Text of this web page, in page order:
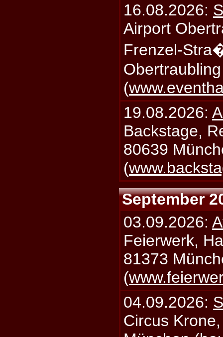
16.08.2026:
Airport
Frenzel-
(
19.08.2026:
Backstage,
80639
(
September
03.09.2026:
Feierwerk,
81373
(
04.09.2026:
Circus